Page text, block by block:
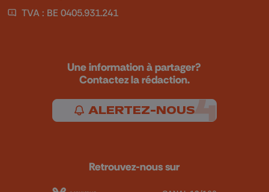
TVA : BE 0405.931.241
Une information à partager?
Contactez la rédaction.
ALERTEZ-NOUS
Retrouvez-nous sur